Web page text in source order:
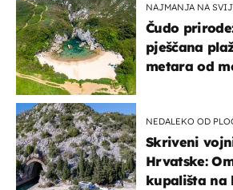
NAJMANJA NA
Čudo
pješčana
metara od
NEDALEKO OD
Skriveni
Hrvatske:
kupališta na